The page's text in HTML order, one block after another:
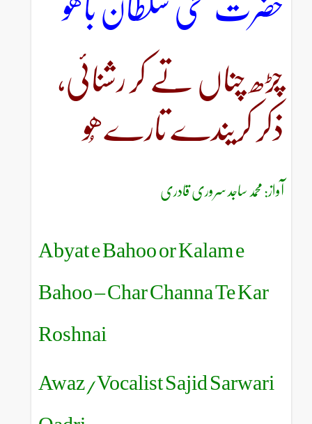
حضرت سخی سلطان باھو
چڑھ چناں تے کر رشنائی،
ذکر کریندے تارےھُو
آواز: محمد ساجد سروری قادری
Abyat e Bahoo or Kalam e
Bahoo – Char Channa Te Kar
Roshnai
Awaz/Vocalist Sajid Sarwari